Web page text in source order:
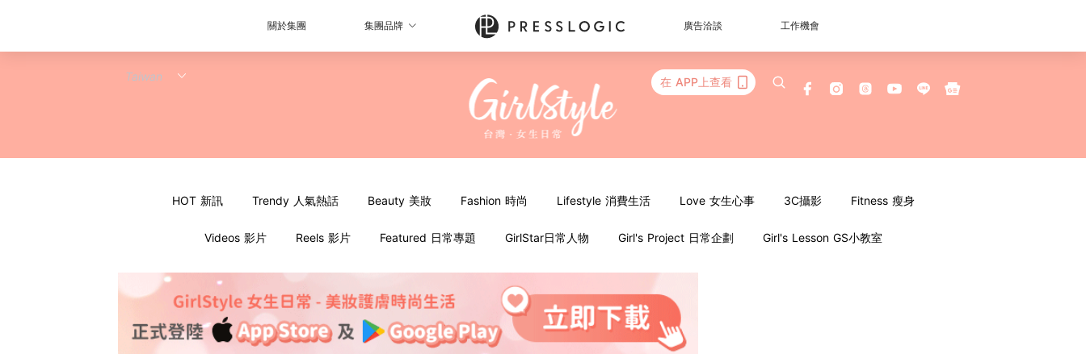
關於集團 集團品牌 廣告洽談 工作機會
在 APP上查看
HOT 新訊 Trendy 人氣熱話 Beauty 美妝 Fashion 時尚 Lifestyle 消費生活 Love 女生心事 3C攝影 Fitness 瘦身
Videos 影片 Reels 影片 Featured 日常專題 GirlStar日常人物 Girl's Project 日常企劃 Girl's Lesson GS小教室